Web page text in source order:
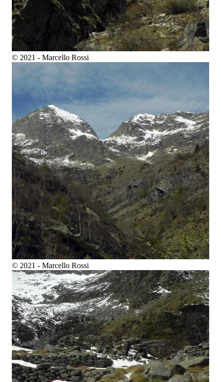
© 2021 - Marcello Rossi
© 2021 - Marcello Rossi